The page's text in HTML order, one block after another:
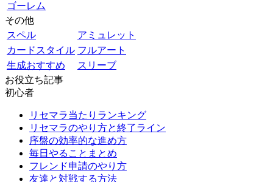
ゴーレム
その他
スペル
アミュレット
カードスタイル フルアート
生成おすすめ
スリーブ
お役立ち記事
初心者
リセマラ当たりランキング
リセマラのやり方と終了ライン
序盤の効率的な進め方
毎日やることまとめ
フレンド申請のやり方
友達と対戦する方法